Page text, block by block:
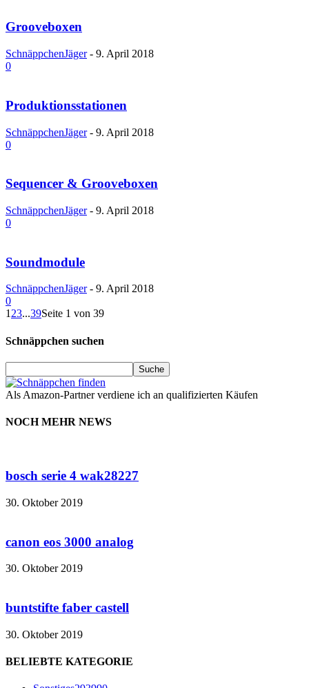
Grooveboxen
SchnäppchenJäger - 9. April 2018
0
Produktionsstationen
SchnäppchenJäger - 9. April 2018
0
Sequencer & Grooveboxen
SchnäppchenJäger - 9. April 2018
0
Soundmodule
SchnäppchenJäger - 9. April 2018
0
123...39Seite 1 von 39
Schnäppchen suchen
Als Amazon-Partner verdiene ich an qualifizierten Käufen
NOCH MEHR NEWS
bosch serie 4 wak28227
30. Oktober 2019
canon eos 3000 analog
30. Oktober 2019
buntstifte faber castell
30. Oktober 2019
BELIEBTE KATEGORIE